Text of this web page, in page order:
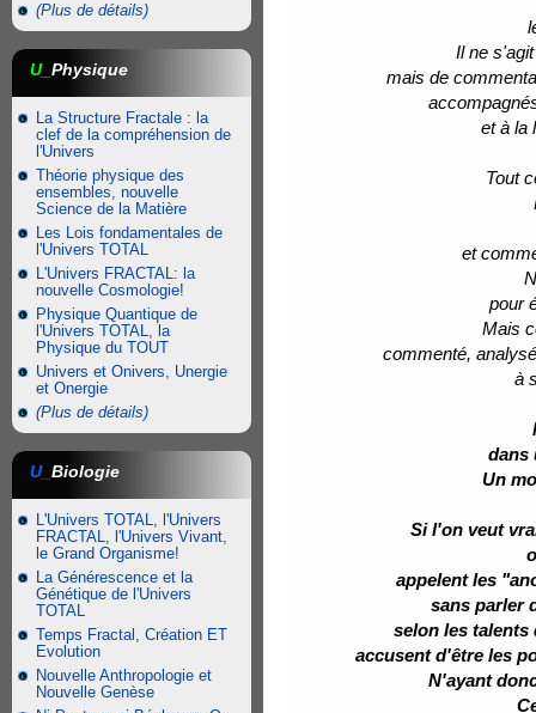
(Plus de détails)
U_ Physique
La Structure Fractale : la
clef de la compréhension de
l'Univers
Théorie physique des
ensembles, nouvelle
Science de la Matière
Les Lois fondamentales de
l'Univers TOTAL
L'Univers FRACTAL: la
nouvelle Cosmologie!
Physique Quantique de
l'Univers TOTAL, la
Physique du TOUT
Univers et Onivers, Unergie
et Onergie
(Plus de détails)
U_ Biologie
L'Univers TOTAL, l'Univers
FRACTAL, l'Univers Vivant,
le Grand Organisme!
La Générescence et la
Génétique de l'Univers
TOTAL
Temps Fractal, Création ET
Evolution
Nouvelle Anthropologie et
Nouvelle Genèse
Il ne
mais de
et à la
Tout
et
pour
Mais
commenté,
à
dans
Un
Si l'on veut
appelent les
sans parler
selon les talents
accusent d'être les
N'ayant